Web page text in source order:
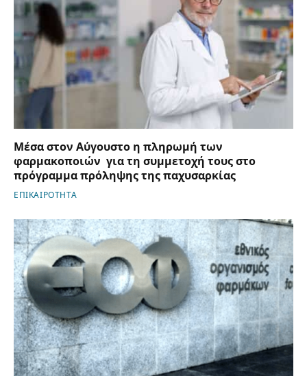
Μέσα στον Αύγουστο η πληρωμή των
φαρμακοποιών για τη συμμετοχή τους στο
πρόγραμμα πρόληψης της παχυσαρκίας
ΕΠΙΚΑΙΡΟΤΗΤΑ